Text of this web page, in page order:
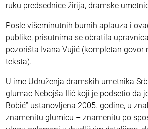
ruku predsednice žirija, dramske
Posle višeminutnih burnih aplauza i
publike, prisutnima se obratila
pozorišta Ivana Vujić (kompletan govor
teksta).
U ime Udruženja dramskih umetnika
glumac Nebojša Ilić koji je podsetio da
Bobić” ustanovljena 2005. godine, u
znamenitu glumicu – znamenitu po